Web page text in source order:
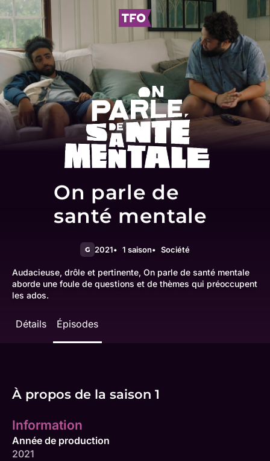
On parle de
santé mentale
G 2021 1 saison Société
Audacieuse, drôle et pertinente, On parle de santé mentale
aborde une foule de questions et de thèmes qui préoccupent
les ados.
Détails Épisodes
À propos de la saison 1
Information
Année de production
2021